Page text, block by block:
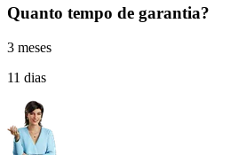
Quanto tempo de garantia?
3 meses
11 dias